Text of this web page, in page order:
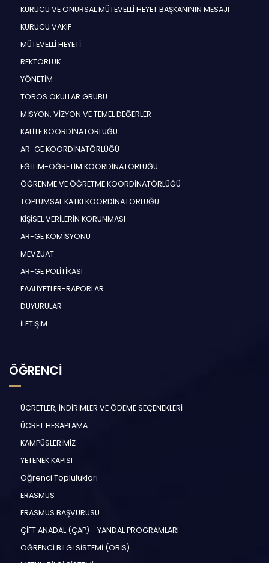
KURUCU VE ONURSAL MÜTEVELLİ HEYET BAŞKANININ MESAJI
KURUCU VAKIF
MÜTEVELLİ HEYETİ
REKTÖRLÜK
YÖNETİM
TOROS OKULLAR GRUBU
MİSYON, VİZYON VE TEMEL DEĞERLER
KALİTE KOORDİNATÖRLÜĞÜ
AR-GE KOORDİNATÖRLÜĞÜ
EĞİTİM-ÖĞRETİM KOORDİNATÖRLÜĞÜ
ÖĞRENME VE ÖĞRETME KOORDİNATÖRLÜĞÜ
TOPLUMSAL KATKI KOORDİNATÖRLÜĞÜ
KİŞİSEL VERİLERİN KORUNMASI
AR-GE KOMİSYONU
MEVZUAT
AR-GE POLİTİKASI
FAALİYETLER-RAPORLAR
DUYURULAR
İLETİŞİM
ÖĞRENCİ
ÜCRETLER, İNDİRİMLER VE ÖDEME SEÇENEKLERİ
ÜCRET HESAPLAMA
KAMPÜSLERİMİZ
YETENEK KAPISI
Öğrenci Toplulukları
ERASMUS
ERASMUS BAŞVURUSU
ÇİFT ANADAL (ÇAP) - YANDAL PROGRAMLARI
ÖĞRENCİ BİLGİ SİSTEMİ (ÖBİS)